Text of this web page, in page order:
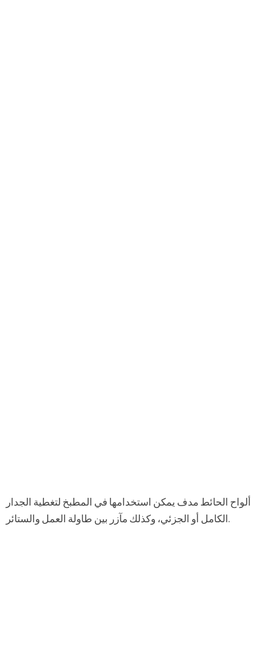
ألواح الحائط مدف يمكن استخدامها في المطبخ لتغطية الجدار
الكامل أو الجزئي، وكذلك مآزر بين طاولة العمل والستائر.